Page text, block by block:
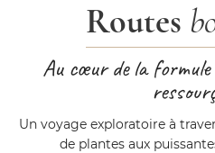
Routes
Au cœur de la
Un voyage exploratoire à
de plantes aux